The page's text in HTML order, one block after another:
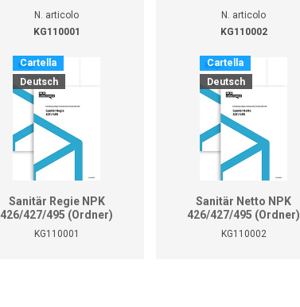
N. articolo
KG110001
Cartella
Deutsch
Sanitär Regie NPK
426/427/495 (Ordner)
KG110001
N. articolo
KG110002
Cartella
Deutsch
Sanitär Netto NPK
426/427/495 (Ordner)
KG110002